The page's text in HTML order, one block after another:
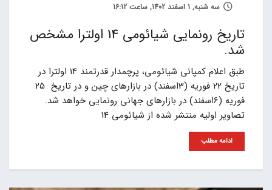
سه شنبه, 1 اسفند 1402, ساعت 16:12
تاریخ رونمایی شیائومی 14 اولترا مشخص
شد.
طبق اعلام کمپانی شیائومی، پرچمدار قدرتمند 14 اولترا در
تاریخ 22 فوریه (3اسفند) در بازارهای چین و در تاریخ 25
فوریه (6اسفند) در بازارهای جهانی رونمایی خواهد شد.
تصاویر اولیه منتشر شده از شیائومی 14
ادامه مطلب